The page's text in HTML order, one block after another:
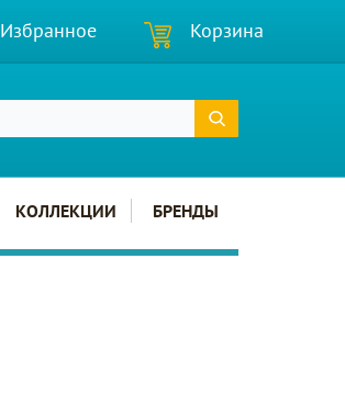
Избранное Корзина
КОЛЛЕКЦИИ БРЕНДЫ